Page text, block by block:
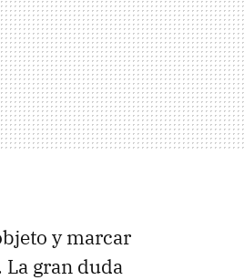
y marcar
gran duda